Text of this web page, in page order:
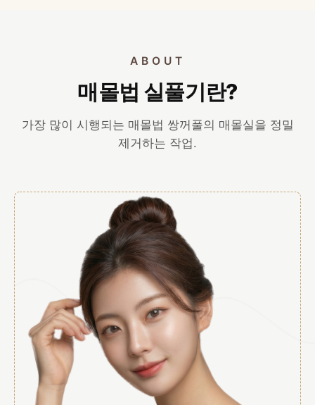
ABOUT
매몰법 실풀기란?
가장 많이 시행되는 매몰법 쌍꺼풀의 매몰실을 정밀
제거하는 작업.